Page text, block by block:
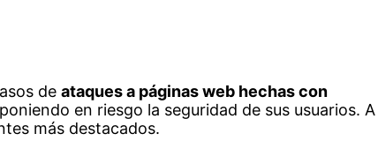
de ataques a páginas web hechas con
en riesgo la seguridad de sus usuarios. A
más destacados.